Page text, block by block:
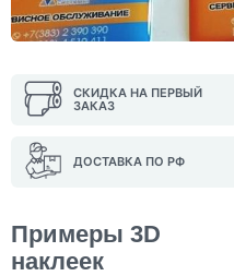
СКИДКА НА ПЕРВЫЙ
ЗАКАЗ
ДОСТАВКА ПО РФ
Примеры 3D
наклеек